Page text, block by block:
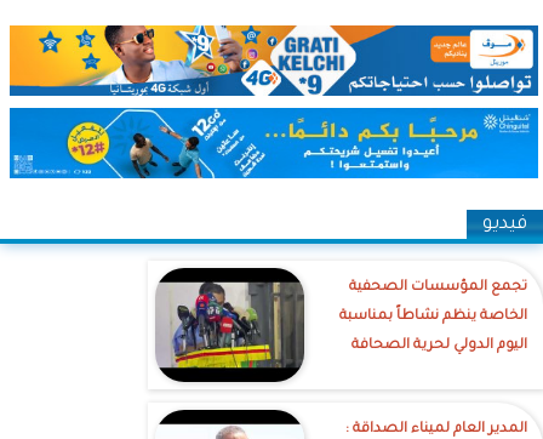
فيديو
تجمع المؤسسات الصحفية
الخاصة ينظم نشاطاً بمناسبة
اليوم الدولي لحرية الصحافة
‎المدير العام لميناء الصداقة :